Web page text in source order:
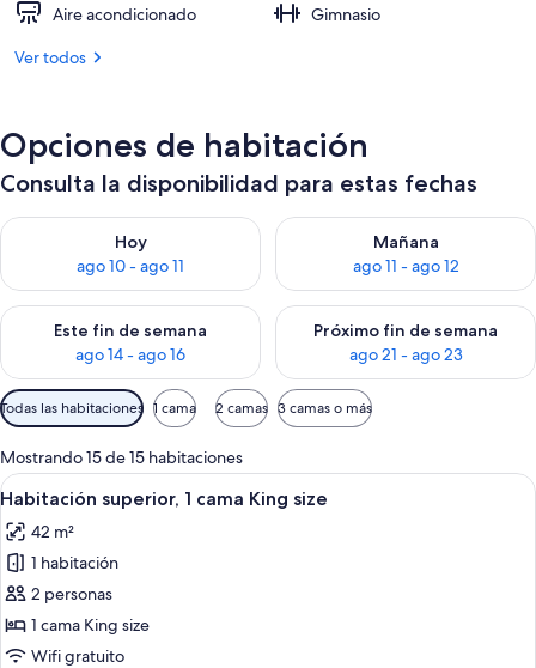
Aire acondicionado
Gimnasio
Ver todos
Opciones de habitación
Consulta la disponibilidad para estas fechas
Hoy
ago 10 - ago 11
Consulta la disponibilidad para hoy ago 10 - ago 11
Mañana
ago 11 - ago 12
Consulta la disponibilidad
Este fin de semana
ago 14 - ago 16
Consulta la disponibilidad para este fin de semana ago 14 -
Próximo fin de semana
ago 21 - ago 23
Consulta la disponibilidad
Filtros
disponibles
para
las
habitaciones
Todas las habitaciones 1 cama 2 camas 3 camas o más
Mostrando 15 de 15 habitaciones
Ver
todas
las
fotos
de
Habitación
superior,
Habitación de hotel con una cama
5
Habitación superior, 1 cama King size
42 m²
1 habitación
2 personas
1 cama King size
Wifi gratuito